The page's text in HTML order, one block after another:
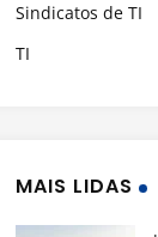
Sindicatos de TI
TI
MAIS LIDAS